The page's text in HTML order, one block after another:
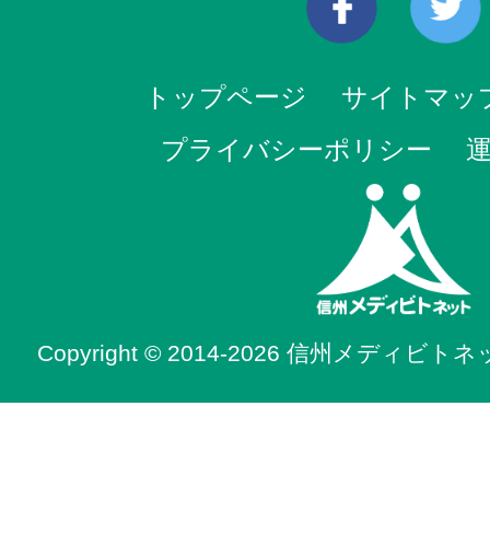
トップページ
サイトマッ
プライバシーポリシー
Copyright © 2014-2026 信州メディビトネ